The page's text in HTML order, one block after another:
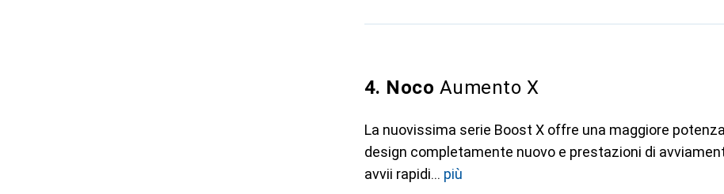
4. Noco Aumento X
La nuovissima serie Boost X offre una maggiore
design completamente nuovo e prestazioni di
avvii rapidi
più